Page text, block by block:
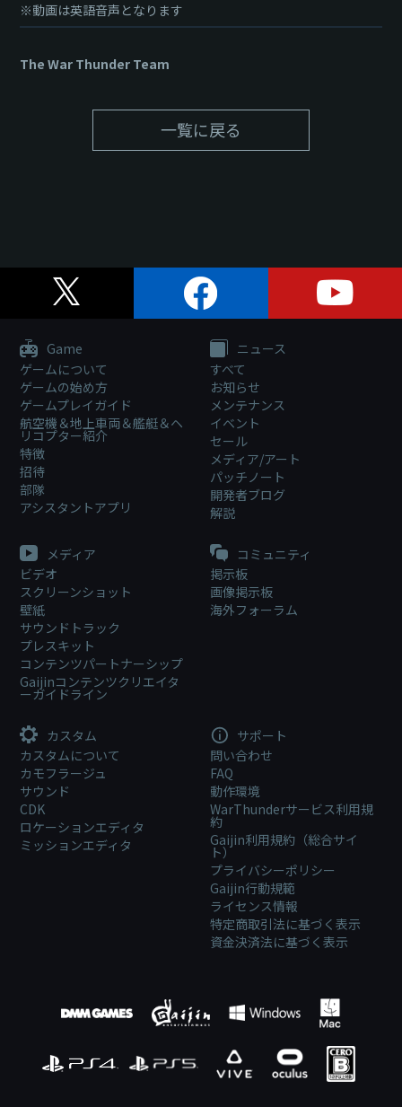
※動画は英語音声となります
The War Thunder Team
一覧に戻る
Game
ゲームについて
ゲームの始め方
ゲームプレイガイド
航空機＆地上車両＆艦艇＆ヘ
リコプター紹介
特徴
招待
部隊
アシスタントアプリ
ニュース
すべて
お知らせ
メンテナンス
イベント
セール
メディア/アート
パッチノート
開発者ブログ
解説
メディア
ビデオ
スクリーンショット
壁紙
サウンドトラック
プレスキット
コンテンツパートナーシップ
Gaijinコンテンツクリエイタ
ーガイドライン
コミュニティ
掲示板
画像掲示板
海外フォーラム
カスタム
カスタムについて
カモフラージュ
サウンド
CDK
ロケーションエディタ
ミッションエディタ
サポート
問い合わせ
FAQ
動作環境
WarThunderサービス利用規
約
Gaijin利用規約（総合サイ
ト）
プライバシーポリシー
Gaijin行動規範
ライセンス情報
特定商取引法に基づく表示
資金決済法に基づく表示